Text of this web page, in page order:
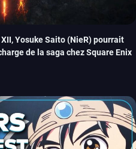
Yosuke Saito (NieR) pourrait
de la saga chez Square Enix